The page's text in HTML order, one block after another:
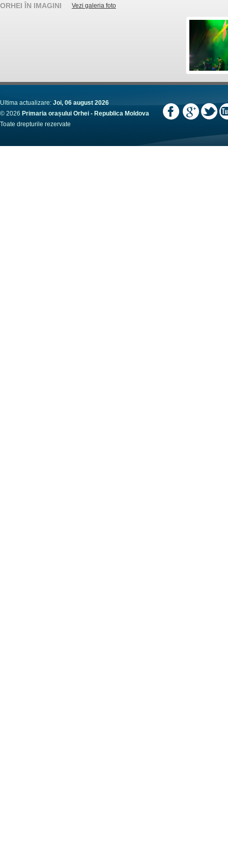
ORHEI ÎN IMAGINI Vezi galeria foto
Ultima actualizare: Joi, 06 august 2026
© 2026 Primaria orașului Orhei - Republica Moldova
Toate drepturile rezervate